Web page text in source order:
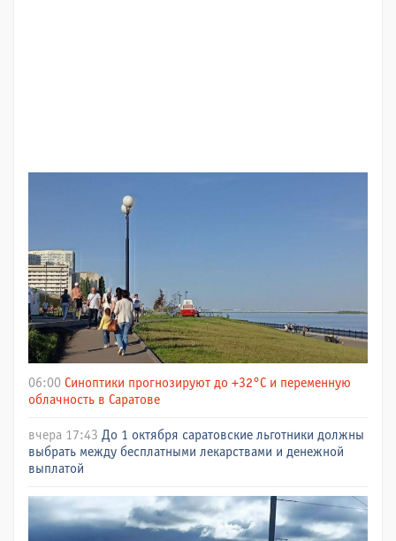
06:00 Синоптики прогнозируют до +32°C и переменную
облачность в Саратове
вчера 17:43 До 1 октября саратовские льготники должны
выбрать между бесплатными лекарствами и денежной
выплатой